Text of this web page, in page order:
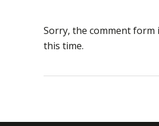
Sorry, the comment form
this time.